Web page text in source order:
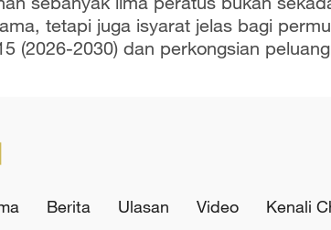
tetapi juga isyarat jelas bagi
(2026-2030) dan perkongsian
Berita Ulasan Video Kenali